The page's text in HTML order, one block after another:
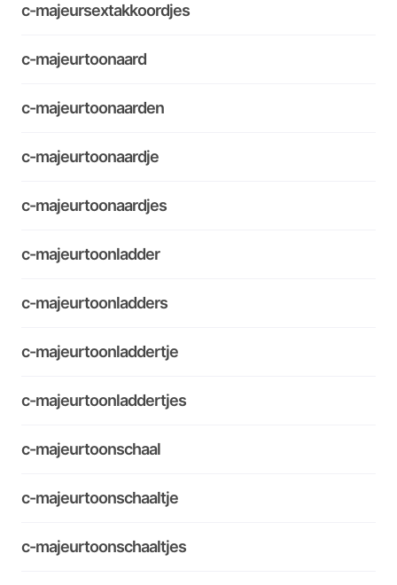
c-majeursextakkoordjes
c-majeurtoonaard
c-majeurtoonaarden
c-majeurtoonaardje
c-majeurtoonaardjes
c-majeurtoonladder
c-majeurtoonladders
c-majeurtoonladdertje
c-majeurtoonladdertjes
c-majeurtoonschaal
c-majeurtoonschaaltje
c-majeurtoonschaaltjes